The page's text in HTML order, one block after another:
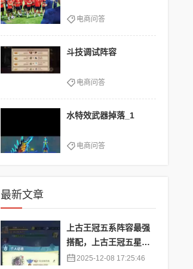
电商问答
斗技调试阵容
电商问答
水特效武器掉落_1
电商问答
最新文章
上古王冠五系阵容最强
搭配，上古王冠五星排
行 2025-12-08 17:25:46